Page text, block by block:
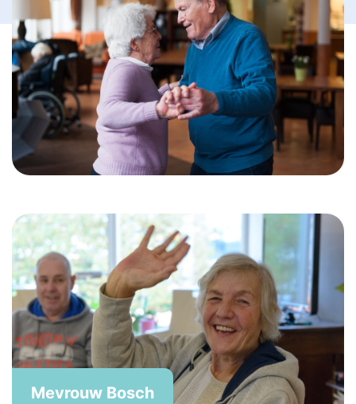
Mevrouw Bosch